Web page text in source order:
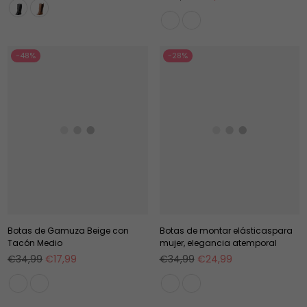
-48%
Botas de Gamuza Beige con
Tacón Medio
Precio
€34,99 €17,99
-28%
Botas de montar elásticaspara
mujer, elegancia atemporal
Precio
€34,99 €24,99